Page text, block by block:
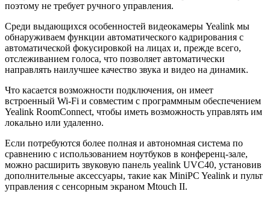
поэтому не требует ручного управления.
Среди выдающихся особенностей видеокамеры Yealink мы
обнаруживаем функции автоматического кадрирования с
автоматической фокусировкой на лицах и, прежде всего,
отслеживанием голоса, что позволяет автоматически
направлять наилучшее качество звука и видео на динамик.
Что касается возможности подключения, он имеет
встроенный Wi-Fi и совместим с программным обеспечением
Yealink RoomConnect, чтобы иметь возможность управлять им
локально или удаленно.
Если потребуются более полная и автономная система по
сравнению с использованием ноутбуков в конференц-зале,
можно расширить звуковую панель yealink UVC40, установив
дополнительные аксессуары, такие как MiniPC Yealink и пульт
управления с сенсорным экраном Mtouch II.